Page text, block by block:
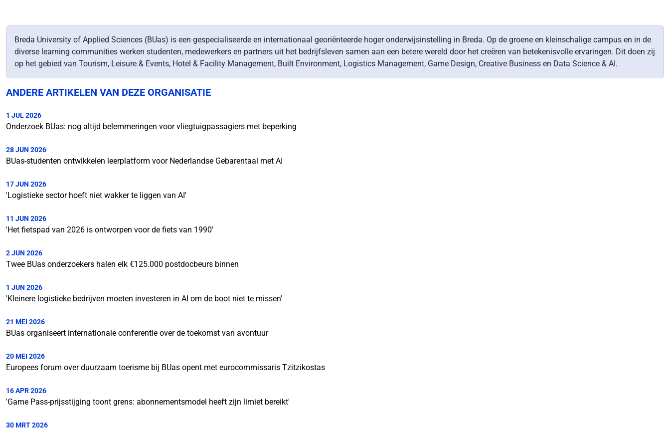
Breda University of Applied Sciences (BUas) is een gespecialiseerde en internationaal georiënteerde hoger onderwijsinstelling in Breda. Op de groene en kleinschalige campus en in de
diverse learning communities werken studenten, medewerkers en partners uit het bedrijfsleven samen aan een betere wereld door het creëren van betekenisvolle ervaringen. Dit doen zij
op het gebied van Tourism, Leisure & Events, Hotel & Facility Management, Built Environment, Logistics Management, Game Design, Creative Business en Data Science & AI.
ANDERE ARTIKELEN VAN DEZE ORGANISATIE
1 JUL 2026
Onderzoek BUas: nog altijd belemmeringen voor vliegtuigpassagiers met beperking
28 JUN 2026
BUas-studenten ontwikkelen leerplatform voor Nederlandse Gebarentaal met AI
17 JUN 2026
'Logistieke sector hoeft niet wakker te liggen van AI'
11 JUN 2026
'Het fietspad van 2026 is ontworpen voor de fiets van 1990'
2 JUN 2026
Twee BUas onderzoekers halen elk €125.000 postdocbeurs binnen
1 JUN 2026
'Kleinere logistieke bedrijven moeten investeren in AI om de boot niet te missen'
21 MEI 2026
BUas organiseert internationale conferentie over de toekomst van avontuur
20 MEI 2026
Europees forum over duurzaam toerisme bij BUas opent met eurocommissaris Tzitzikostas
16 APR 2026
'Game Pass-prijsstijging toont grens: abonnementsmodel heeft zijn limiet bereikt'
30 MRT 2026